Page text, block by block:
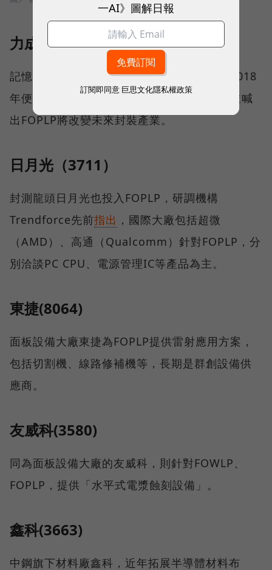
力成(6239）
記憶體封測大廠力成在FOPLP佈局甚早，於2018
年便興建全球第一座FOPLP生產基地，當時並喊
出FOPLP將改變未來封裝產業。
日月光（3711）
封測龍頭日月光也投入FOPLP，研調機構
Trendforce先前指出 ，國際大廠包括超微
（AMD）、高通（Qualcomm）針對FOPLP，分
別洽談PC CPU、電源管理IC等產品為主。
東捷(8064)
面板設備大廠東捷為FOPLP提供雷射應用方案，
包括切割機、線路修補機等，長期是群創設備供
應商。
友威科(3580)
同為面板設備大廠的友威科，則針對FOWLP、
FOPLP，提供「水平式電漿蝕刻設備」。
鑫科(3663)
中鋼旗下材料廠鑫科，近年拓展半導體材料布
一AI》圖解日報
訂閱即同意 巨思文化隱私權政策